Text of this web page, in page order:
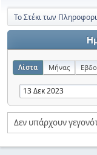
Το Στέκι των
Λίστα Μήνας
Δεν υπάρχουν